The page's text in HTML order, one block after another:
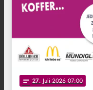
notes 27. Juli 2026 07:00